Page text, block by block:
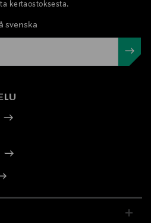
kertaostoksesta.
svenska